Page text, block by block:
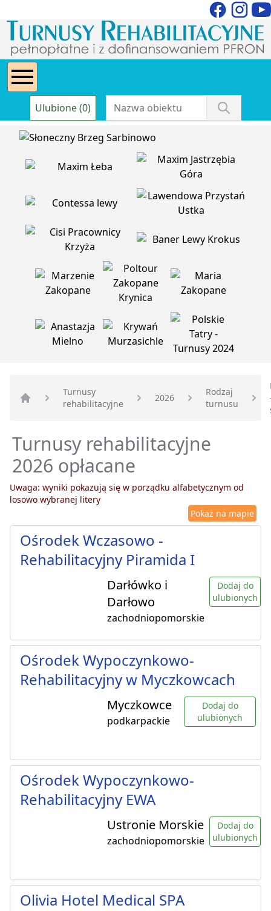
Ulubione (0)
Strona główna
Turnusy
rehabilitacyjne
2026
Rodzaj
turnusu
Turnusy rehabilitacyjne
2026 opłacane
Uwaga: wyniki pokazują się w porządku alfabetycznym od
losowo wybranej litery
Pokaż na mapie
Ośrodek Wczasowo -
Rehabilitacyjny Piramida I
Darłówko i
Darłowo
zachodniopomorskie
Dodaj do
ulubionych
Ośrodek Wypoczynkowo-
Rehabilitacyjny w Myczkowcach
Myczkowce
podkarpackie
Dodaj do
ulubionych
Ośrodek Wypoczynkowo-
Rehabilitacyjny EWA
Ustronie Morskie
zachodniopomorskie
Dodaj do
ulubionych
Olivia Hotel Medical SPA